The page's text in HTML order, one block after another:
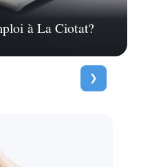
à La Ciotat?